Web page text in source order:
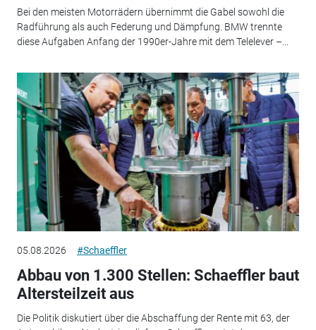
Bei den meisten Motorrädern übernimmt die Gabel sowohl die
Radführung als auch Federung und Dämpfung. BMW trennte
diese Aufgaben Anfang der 1990er-Jahre mit dem Telelever –...
05.08.2026 #Schaeffler
Abbau von 1.300 Stellen: Schaeffler baut
Altersteilzeit aus
Die Politik diskutiert über die Abschaffung der Rente mit 63, der